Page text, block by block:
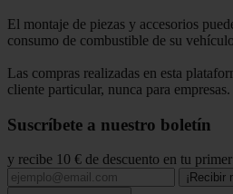
El montaje de piezas y accesorios
consumo de combustible de su
Las compras realizadas en esta
cliente particular, nunca para empresas.
Suscríbete a nuestro boletín
y recibe 10 € de descuento en tu
¡Recibir